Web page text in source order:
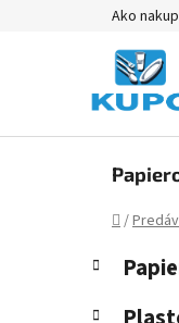
Ako
Domov
/
B
č
Preskočiť
kategórie
K
a